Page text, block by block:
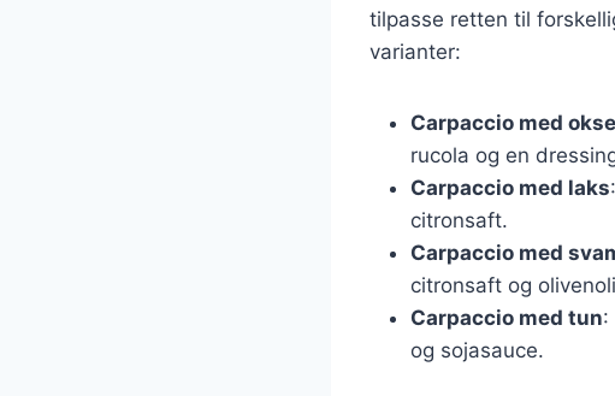
tilpasse retten til
varianter:
Carpaccio med
rucola og en
Carpaccio med laks
citronsaft.
Carpaccio med
citronsaft og
Carpaccio med tun:
og sojasauce.